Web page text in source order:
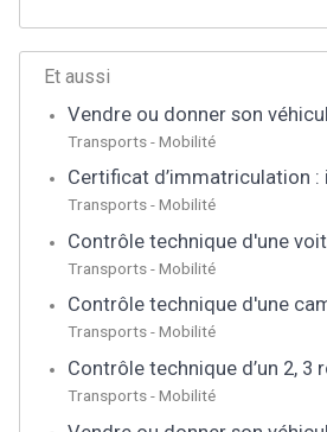
Et aussi
Vendre ou donner son
Transports - Mobilité
Certificat d’immatriculation
Transports - Mobilité
Contrôle technique d'une
Transports - Mobilité
Contrôle technique d'une
Transports - Mobilité
Contrôle technique d’un 2,
Transports - Mobilité